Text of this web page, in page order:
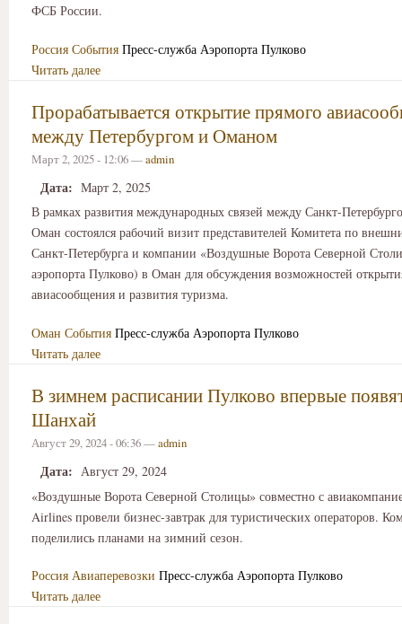
ФСБ России.
Россия События Пресс-служба Аэропорта Пулково
Читать далее
Прорабатывается открытие прямого
между Петербургом и Оманом
Март 2, 2025 - 12:06 —admin
Дата: Март 2, 2025
В рамках развития международных связей между Санкт-
Оман состоялся рабочий визит представителей Комитета по
Санкт-Петербурга и компании «Воздушные Ворота Северной
аэропорта Пулково) в Оман для обсуждения возможностей
авиасообщения и развития туризма.
Оман События Пресс-служба Аэропорта Пулково
Читать далее
В зимнем расписании Пулково впервые
Шанхай
Август 29, 2024 - 06:36 —admin
Дата: Август 29, 2024
«Воздушные Ворота Северной Столицы» совместно с
Airlines провели бизнес-завтрак для туристических операторов.
поделились планами на зимний сезон.
Россия Авиаперевозки Пресс-служба Аэропорта Пулково
Читать далее